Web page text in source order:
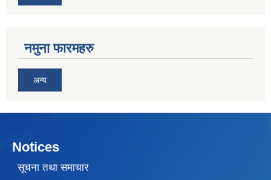
नमुना फारमहरु
अन्य
Notices
सूचना तथा समाचार